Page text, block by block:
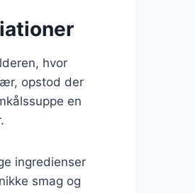
hvor
opstod der
en
ingredienser
smag og